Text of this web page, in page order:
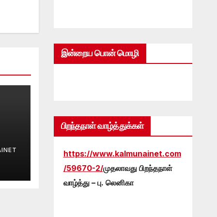
இன்றைய பொன் மொழி
பிறந்தநாள் வாழ்த்துக்கள்
https://www.kalmunainet.com
/59670-2/முதலாவது பிறந்தநாள்
வாழ்த்து – பு. லெனிகா